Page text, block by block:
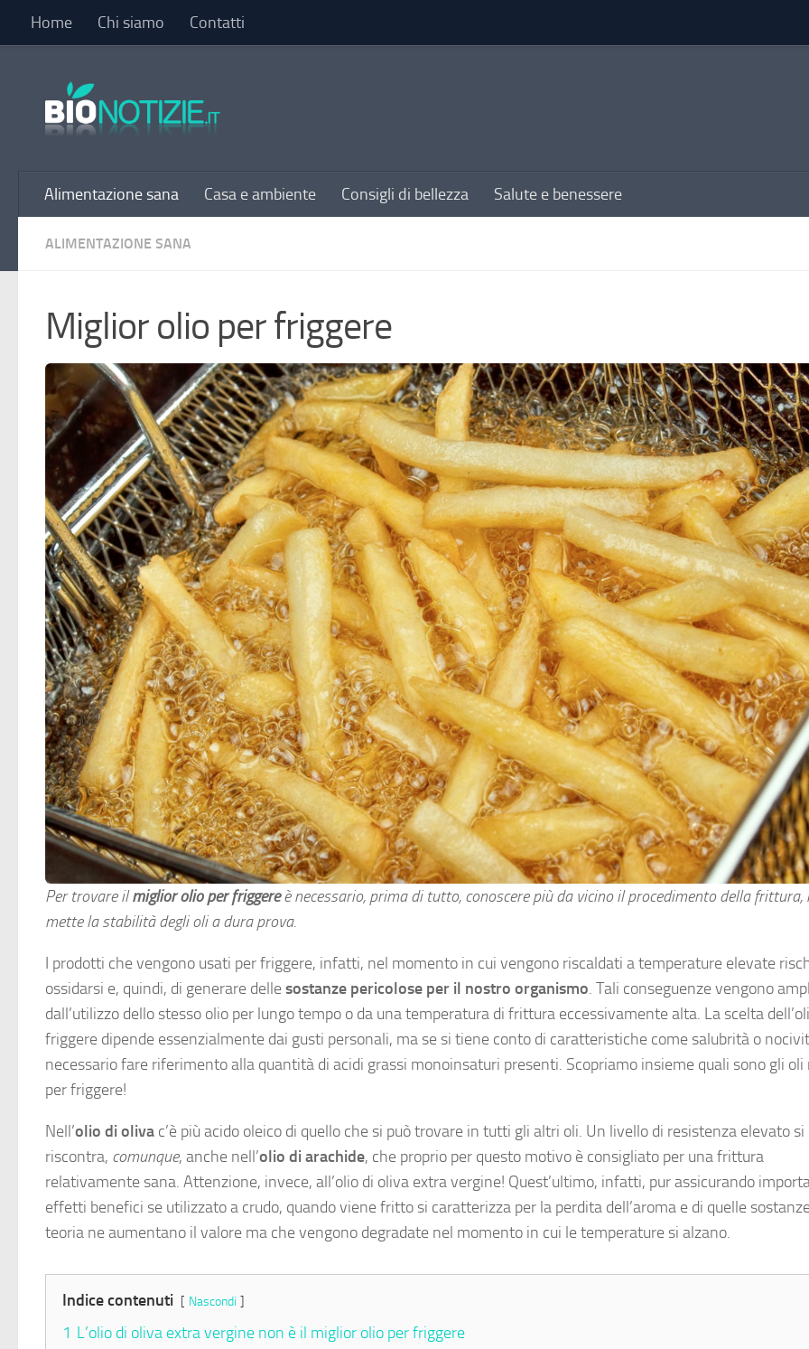
Sotto il contenuto
Home Chi siamo Contatti
Alimentazione sana Casa e ambiente Consigli di bellezza Salute e benessere
ALIMENTAZIONE SANA
Miglior olio per friggere
Per trovare ilmiglior olio per friggereè necessario, prima di tutto, conoscere più da vicino il procedimento della frittura,
mette la stabilità degli oli a dura prova.
I prodotti che vengono usati per friggere, infatti, nel momento in cui vengono riscaldati a temperature elevate
ossidarsi e, quindi, di generare dellesostanze pericolose per il nostro organismo. Tali conseguenze vengono
dall’utilizzo dello stesso olio per lungo tempo o da una temperatura di frittura eccessivamente alta. La scelta
friggere dipende essenzialmente dai gusti personali, ma se si tiene conto di caratteristiche come salubrità o
necessario fare riferimento alla quantità di acidi grassi monoinsaturi presenti. Scopriamo insieme quali sono gli oli
per friggere!
Nell’olio di oliva c’è più acido oleico di quello che si può trovare in tutti gli altri oli. Un livello di resistenza elevato si
riscontra, comunque, anche nell’olio di arachide, che proprio per questo motivo è consigliato per una frittura
relativamente sana. Attenzione, invece, all’olio di oliva extra vergine! Quest’ultimo, infatti, pur assicurando
effetti benefici se utilizzato a crudo, quando viene fritto si caratterizza per la perdita dell’aroma e di quelle
teoria ne aumentano il valore ma che vengono degradate nel momento in cui le temperature si alzano.
Indice contenuti Nascondi
1 L’olio di oliva extra vergine non è il miglior olio per friggere